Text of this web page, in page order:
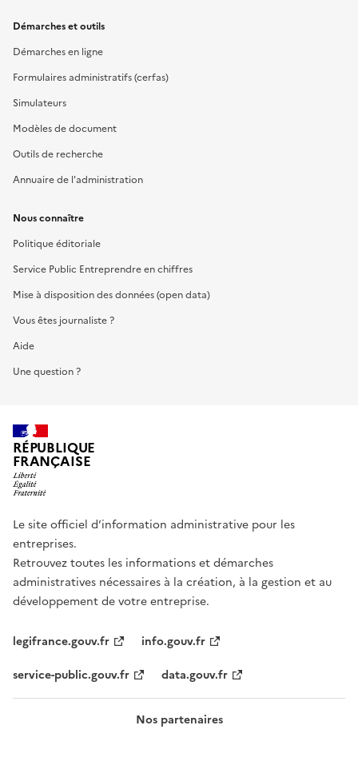
Démarches et outils
Démarches en ligne
Formulaires administratifs (cerfas)
Simulateurs
Modèles de document
Outils de recherche
Annuaire de l'administration
Nous connaître
Politique éditoriale
Service Public Entreprendre en chiffres
Mise à disposition des données (open data)
Vous êtes journaliste ?
Aide
Une question ?
RÉPUBLIQUE
FRANÇAISE
Le site officiel d’information administrative pour les
entreprises.
Retrouvez toutes les informations et démarches
administratives nécessaires à la création, à la gestion et au
développement de votre entreprise.
legifrance.gouv.fr
info.gouv.fr
service-public.gouv.fr
data.gouv.fr
Nos partenaires